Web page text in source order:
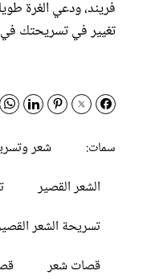
فريند، ودعي الغرة
تغيير في تسريحتك
سمات:
شعر
الشعر القصير
تسريحة الشعر
قصات شعر